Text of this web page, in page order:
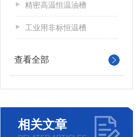
精密高温恒温油槽
工业用非标恒温槽
查看全部
相关文章